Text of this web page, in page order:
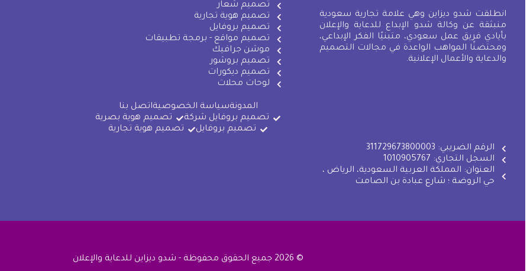
انطلقت شدو ديزاين وهي علامة تجارية سعودية
منبثقة عن وكالة شدو الإبداع للدعاية والإعلان
بأيادي فريق عمل سعودي، متبنيًا الفكر الإبداعي،
ومحتضنًا المواهب الواعدة في مجالات التصميم
والدعاية والأعمال الإعلانية.
الرقم الضريبي: 311729673800003
السجل التجاري: 1010905767
العنوان: المملكة العربية السعودية، الرياض ،
حي الروضة ؛ شارع عبادة بن الصامت
تصميم شعار
تصميم هوية تجارية
تصميم بروفايل
تصميم مواقع - برمجة تطبيقات
موشن جرافيك
تصميم بروشور
تصميم ديكورات
لوحات محلات
المدونةسياسة الخصوصيةاتصل بنا
تصميم بروفايل شركة
تصميم هوية بصرية
تصميم بروفايل
تصميم هوية تجارية
© 2026 جميع الحقوق محفوظة - شدو ديزاين للدعاية والإعلان